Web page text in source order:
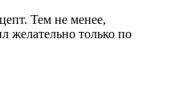
Тем не менее,
желательно только по